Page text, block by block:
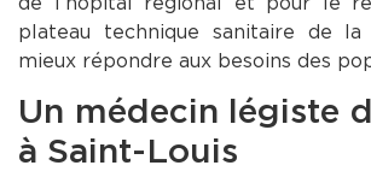
plateau technique sanitaire de
mieux répondre aux besoins des
Un médecin légiste
à Saint-Louis